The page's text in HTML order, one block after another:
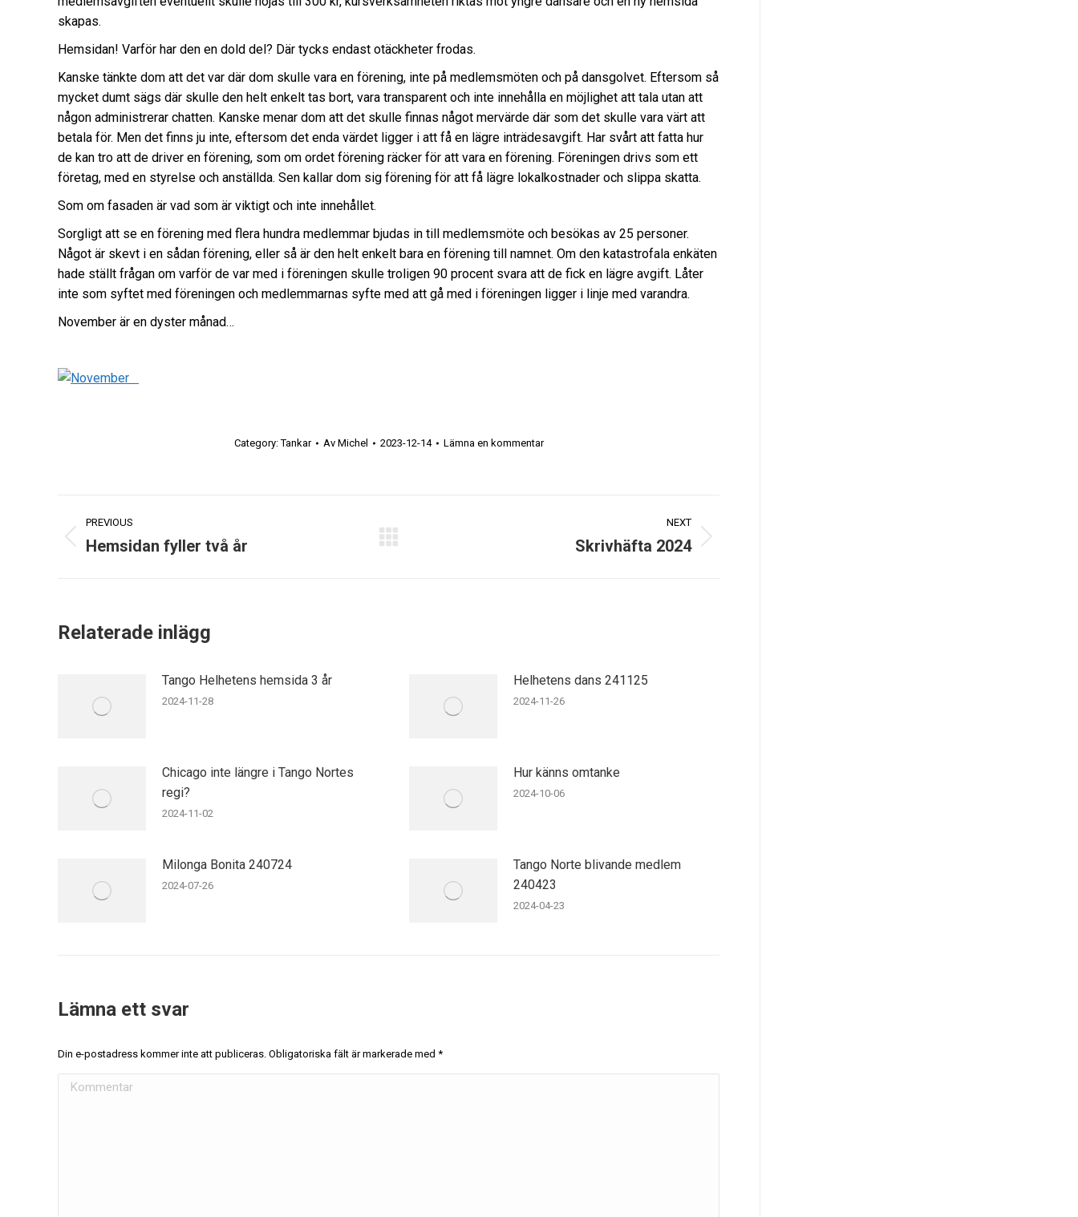
skapas.
Hemsidan! Varför har den en dold del? Där tycks endast otäckheter frodas.
Kanske tänkte dom att det var där dom skulle vara en förening, inte på medlemsmöten och på dansgolvet. Eftersom så
mycket dumt sägs där skulle den helt enkelt tas bort, vara transparent och inte innehålla en möjlighet att tala utan att
någon administrerar chatten. Kanske menar dom att det skulle finnas något mervärde där som det skulle vara värt att
betala för. Men det finns ju inte, eftersom det enda värdet ligger i att få en lägre inträdesavgift. Har svårt att fatta hur
de kan tro att de driver en förening, som om ordet förening räcker för att vara en förening. Föreningen drivs som ett
företag, med en styrelse och anställda. Sen kallar dom sig förening för att få lägre lokalkostnader och slippa skatta.
Som om fasaden är vad som är viktigt och inte innehållet.
Sorgligt att se en förening med flera hundra medlemmar bjudas in till medlemsmöte och besökas av 25 personer.
Något är skevt i en sådan förening, eller så är den helt enkelt bara en förening till namnet. Om den katastrofala enkäten
hade ställt frågan om varför de var med i föreningen skulle troligen 90 procent svara att de fick en lägre avgift. Låter
inte som syftet med föreningen och medlemmarnas syfte med att gå med i föreningen ligger i linje med varandra.
November är en dyster månad…
Category:Tankar Av Michel 2023-12-14 Lämna en kommentar
Post
navigation
PREVIOUS
Previous
Hemsidan fyller två år
NEXT
Skrivhäfta 2024
Relaterade inlägg
Tango Helhetens hemsida 3 år
2024-11-28
Helhetens dans 241125
2024-11-26
Chicago inte längre i Tango Nortes
regi?
2024-11-02
Hur känns omtanke
2024-10-06
Milonga Bonita 240724
2024-07-26
Tango Norte blivande medlem
240423
2024-04-23
Lämna ett svar
Din e-postadress kommer inte att publiceras. Obligatoriska fält är markerade med *
Kommentar